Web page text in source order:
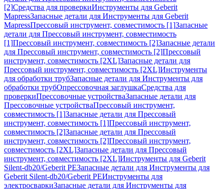
[2]Средства для проверкиИнструменты для Geberit
MapressЗапасные детали для Инструменты для Geberit
MapressПрессовый инструмент, совместимость [1]Запасные
детали для Прессовый инструмент, совместимость
[1]Прессовый инструмент, совместимость [2]Запасные детали
для Прессовый инструмент, совместимость [2]Прессовый
инструмент, совместимость [2XL]Запасные детали для
Прессовый инструмент, совместимость [2XL]Инструменты
для обработки трубЗапасные детали для Инструменты для
обработки трубОпрессовочная заглушкаСредства для
проверкиПрессовочные устройстваЗапасные детали для
Прессовочные устройстваПрессовый инструмент,
совместимость [1]Запасные детали для Прессовый
инструмент, совместимость [1]Прессовый инструмент,
совместимость [2]Запасные детали для Прессовый
инструмент, совместимость [2]Прессовый инструмент,
совместимость [2XL]Запасные детали для Прессовый
инструмент, совместимость [2XL]Инструменты для Geberit
Silent-db20/Geberit PEЗапасные детали для Инструменты для
Geberit Silent-db20/Geberit PEИнструменты для
электросваркиЗапасные детали для Инструменты для